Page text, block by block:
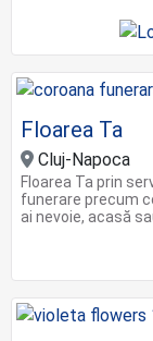
Floarea Ta
Cluj-Napoca
Floarea Ta prin
funerare precum
ai nevoie, acasă